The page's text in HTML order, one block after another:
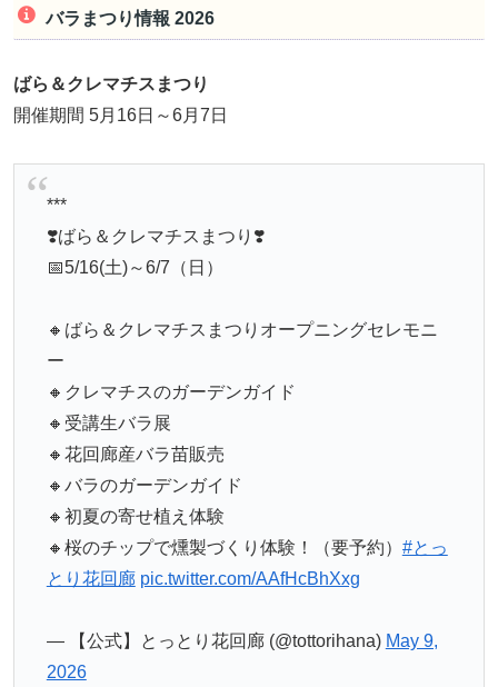
バラまつり情報 2026
ばら＆クレマチスまつり
開催期間 5月16日～6月7日
***
❣️ばら＆クレマチスまつり❣️
📅5/16(土)～6/7（日）
🔸ばら＆クレマチスまつりオープニングセレモニ
ー
🔸クレマチスのガーデンガイド
🔸受講生バラ展
🔸花回廊産バラ苗販売
🔸バラのガーデンガイド
🔸初夏の寄せ植え体験
🔸桜のチップで燻製づくり体験！（要予約） #とっ
とり花回廊 pic.twitter.com/AAfHcBhXxg
— 【公式】とっとり花回廊 (@tottorihana) May 9,
2026